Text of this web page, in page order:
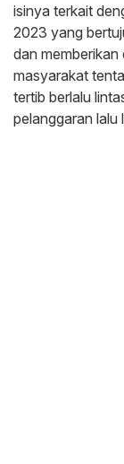
isinya terkait
2023 yang
dan
masyarakat
tertib berlalu
pelanggaran lalu